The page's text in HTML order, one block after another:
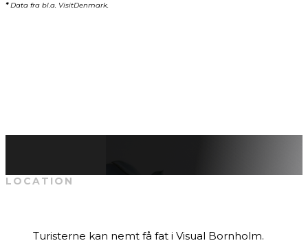
*Data fra bl.a. VisitDenmark.
LOCATION
Turisterne kan nemt få fat i Visual Bornholm.